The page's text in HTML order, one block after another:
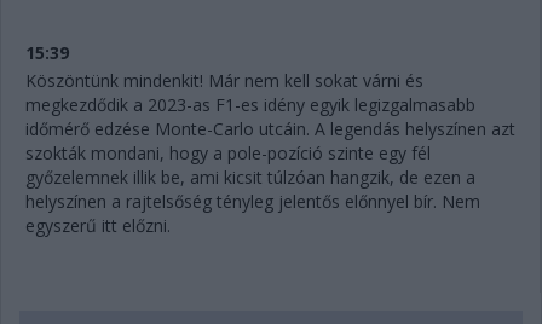
15:39
Köszöntünk mindenkit! Már nem kell sokat várni és
megkezdődik a 2023-as F1-es idény egyik legizgalmasabb
időmérő edzése Monte-Carlo utcáin. A legendás helyszínen azt
szokták mondani, hogy a pole-pozíció szinte egy fél
győzelemnek illik be, ami kicsit túlzóan hangzik, de ezen a
helyszínen a rajtelsőség tényleg jelentős előnnyel bír. Nem
egyszerű itt előzni.